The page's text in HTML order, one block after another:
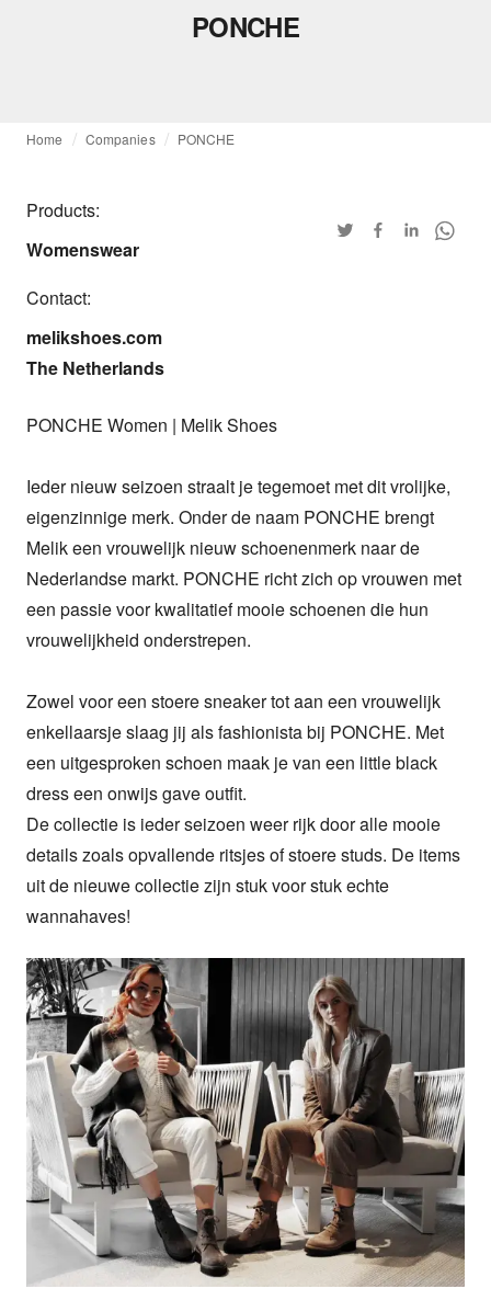
PONCHE
Home Companies PONCHE
Products:
Womenswear
Contact:
melikshoes.com
The Netherlands
PONCHE Women | Melik Shoes
Ieder nieuw seizoen straalt je tegemoet met dit vrolijke,
eigenzinnige merk. Onder de naam PONCHE brengt
Melik een vrouwelijk nieuw schoenenmerk naar de
Nederlandse markt. PONCHE richt zich op vrouwen met
een passie voor kwalitatief mooie schoenen die hun
vrouwelijkheid onderstrepen.
Zowel voor een stoere sneaker tot aan een vrouwelijk
enkellaarsje slaag jij als fashionista bij PONCHE. Met
een uitgesproken schoen maak je van een little black
dress een onwijs gave outfit.
De collectie is ieder seizoen weer rijk door alle mooie
details zoals opvallende ritsjes of stoere studs. De items
uit de nieuwe collectie zijn stuk voor stuk echte
wannahaves!